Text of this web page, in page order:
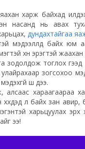
харж байхад
насанд нь авах
дундахтайгаа
мэдээллүүд
хүн эрэгтэй жаахан
зодолдож тоглох
зогсохоо
шүү дээ.
алсаас хараагаараа
хүүхдэд л байх зан
харьцуулах эрх
ээ!